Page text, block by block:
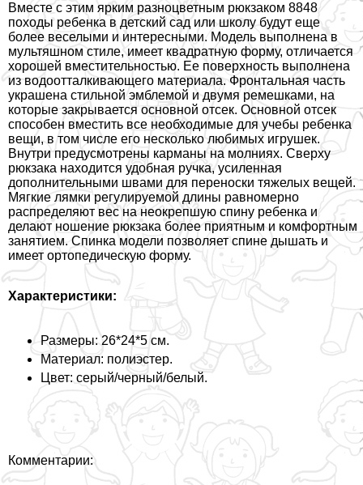
Вместе с этим ярким разноцветным рюкзаком 8848
походы ребенка в детский сад или школу будут еще
более веселыми и интересными. Модель выполнена в
мультяшном стиле, имеет квадратную форму, отличается
хорошей вместительностью. Ее поверхность выполнена
из водоотталкивающего материала. Фронтальная часть
украшена стильной эмблемой и двумя ремешками, на
которые закрывается основной отсек. Основной отсек
способен вместить все необходимые для учебы ребенка
вещи, в том числе его несколько любимых игрушек.
Внутри предусмотрены карманы на молниях. Сверху
рюкзака находится удобная ручка, усиленная
дополнительными швами для переноски тяжелых вещей.
Мягкие лямки регулируемой длины равномерно
распределяют вес на неокрепшую спину ребенка и
делают ношение рюкзака более приятным и комфортным
занятием. Спинка модели позволяет спине дышать и
имеет ортопедическую форму.
Хаpaктеристики:
Размеры: 26*24*5 см.
Материал: полиэстер.
Цвет: серый/черный/белый.
Комментарии: